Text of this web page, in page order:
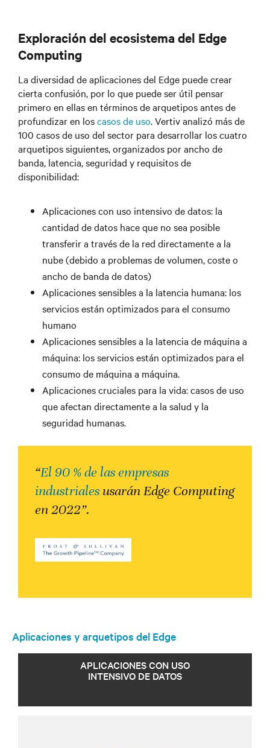
Exploración del ecosistema del Edge
Computing
La diversidad de aplicaciones del Edge puede crear
cierta confusión, por lo que puede ser útil pensar
primero en ellas en términos de arquetipos antes de
profundizar en loscasos de uso. Vertiv analizó más de
100 casos de uso del sector para desarrollar los cuatro
arquetipos siguientes, organizados por ancho de
banda, latencia, seguridad y requisitos de
disponibilidad:
Aplicaciones con uso intensivo de datos: la
cantidad de datos hace que no sea posible
transferir a través de la red directamente a la
nube (debido a problemas de volumen, coste o
ancho de banda de datos)
Aplicaciones sensibles a la latencia humana: los
servicios están optimizados para el consumo
humano
Aplicaciones sensibles a la latencia de máquina a
máquina: los servicios están optimizados para el
consumo de máquina a máquina.
Aplicaciones cruciales para la vida: casos de uso
que afectan directamente a la salud y la
seguridad humanas.
“El 90 % de las empresas
industrialesusarán Edge Computing
en 2022”.
Aplicaciones y arquetipos del Edge
APLICACIONES CON USO
INTENSIVO DE DATOS